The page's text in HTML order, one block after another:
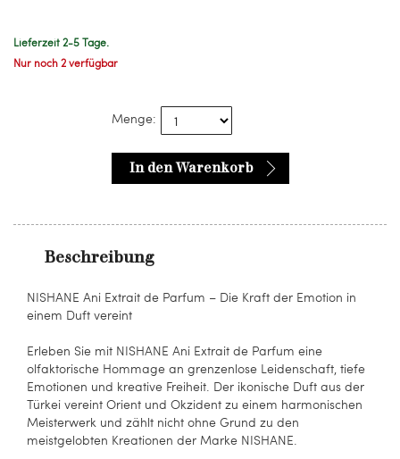
Lieferzeit 2-5 Tage.
Nur noch 2 verfügbar
Menge:
In den Warenkorb
Beschreibung
NISHANE Ani Extrait de Parfum – Die Kraft der Emotion in
einem Duft vereint
Erleben Sie mit NISHANE Ani Extrait de Parfum eine
olfaktorische Hommage an grenzenlose Leidenschaft, tiefe
Emotionen und kreative Freiheit. Der ikonische Duft aus der
Türkei vereint Orient und Okzident zu einem harmonischen
Meisterwerk und zählt nicht ohne Grund zu den
meistgelobten Kreationen der Marke NISHANE.